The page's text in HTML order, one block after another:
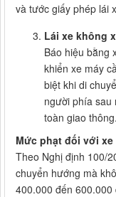
và tước giấy phép lái
Lái xe không
Báo hiệu bằng
khiển xe máy
biệt khi di
người phía sau
toàn giao thông.
Mức phạt đối với
Theo Nghị định 100/
chuyển hướng mà
400.000 đến 600.000